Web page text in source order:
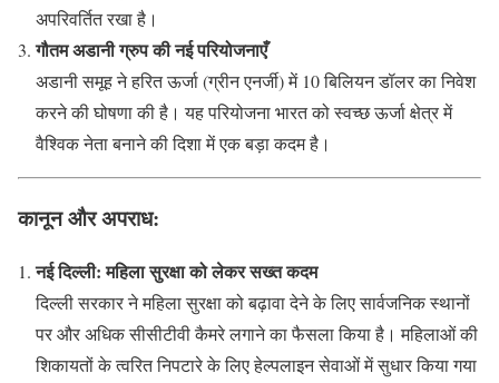
अपरिवर्तित रखा है।
गौतम अडानी ग्रुप की नई परियोजनाएँ
अडानी समूह ने हरित ऊर्जा (ग्रीन एनर्जी) में 10 बिलियन डॉलर का निवेश
करने की घोषणा की है। यह परियोजना भारत को स्वच्छ ऊर्जा क्षेत्र में
वैश्विक नेता बनाने की दिशा में एक बड़ा कदम है।
कानून और अपराध:
नई दिल्ली: महिला सुरक्षा को लेकर सख्त कदम
दिल्ली सरकार ने महिला सुरक्षा को बढ़ावा देने के लिए सार्वजनिक स्थानों
पर और अधिक सीसीटीवी कैमरे लगाने का फैसला किया है। महिलाओं की
शिकायतों के त्वरित निपटारे के लिए हेल्पलाइन सेवाओं में सुधार किया गया